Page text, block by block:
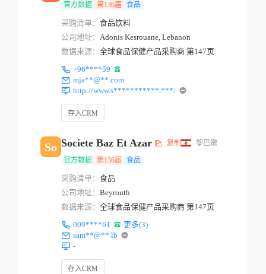
官方数据 第136届 食品
采购清单： 食品饮料
公司地址： Adonis Kesrouane, Lebanon
数据来源： 全球食品保健产品采购商 第147页
+96****59
mja**@**.com
http://www.s***********.***/
存入CRM
So Societe Baz Et Azar 复制 黎巴嫩
官方数据 第136届 食品
采购清单： 食品
公司地址： Beyrouth
数据来源： 全球食品保健产品采购商 第147页
009****61
更多(3)
sam**@**.lb
-
存入CRM